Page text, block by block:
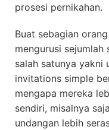
prosesi pernikahan.
Buat sebagian
mengurusi sejumlah
salah satunya yakni
invitations simple
mengapa mereka
sendiri, misalnya
undangan lebih